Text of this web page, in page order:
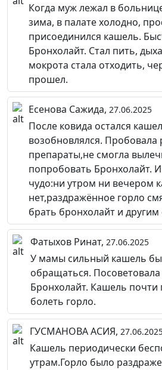
Когда муж лежал в
зима, в палате холодно,
присоединился кашель.
Бронхолайт. Стал пить,
мокрота стала отходить,
прошел.
Есенова Сажида, 27.06.2025
После ковида остался
возобновлялся. Пробовала
препараты,не смогла
попробовать Бронхолайт.
чудо:ни утром ни вечером
нет,раздражённое горло
брать бронхолайт и другим
Фатыхов Ринат, 27.06.2025
У мамы сильный кашель
обращаться.
Бронхолайт. Кашель почти
болеть горло.
ГУСМАНОВА АСИЯ,
Кашель периодически
утрам.Горло было